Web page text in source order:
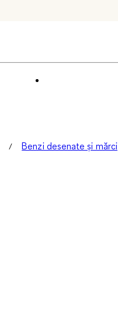
Benzi desenate și mărci